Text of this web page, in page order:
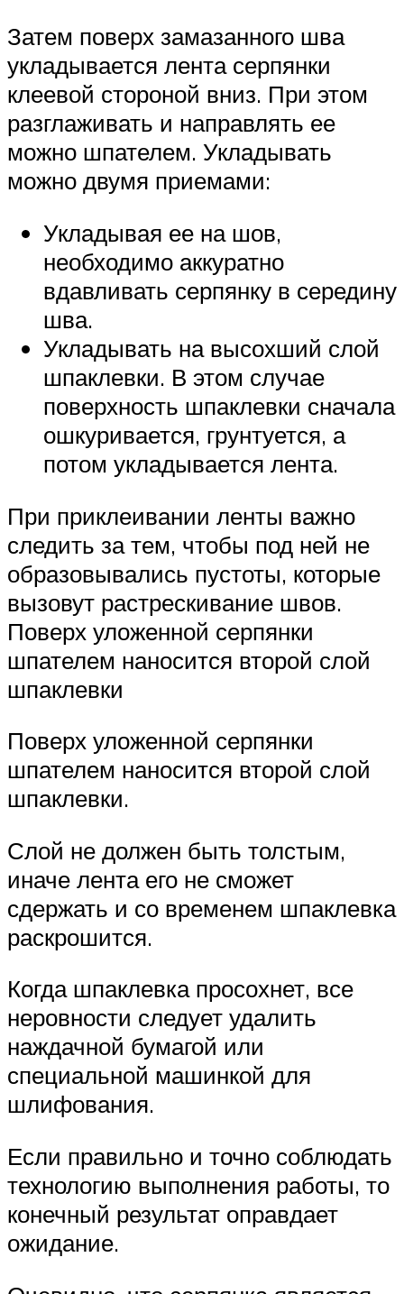
Затем поверх замазанного шва
укладывается лента серпянки
клеевой стороной вниз. При этом
разглаживать и направлять ее
можно шпателем. Укладывать
можно двумя приемами:
Укладывая ее на шов,
необходимо аккуратно
вдавливать серпянку в середину
шва.
Укладывать на высохший слой
шпаклевки. В этом случае
поверхность шпаклевки сначала
ошкуривается, грунтуется, а
потом укладывается лента.
При приклеивании ленты важно
следить за тем, чтобы под ней не
образовывались пустоты, которые
вызовут растрескивание швов.
Поверх уложенной серпянки
шпателем наносится второй слой
шпаклевки
Поверх уложенной серпянки
шпателем наносится второй слой
шпаклевки.
Слой не должен быть толстым,
иначе лента его не сможет
сдержать и со временем шпаклевка
раскрошится.
Когда шпаклевка просохнет, все
неровности следует удалить
наждачной бумагой или
специальной машинкой для
шлифования.
Если правильно и точно соблюдать
технологию выполнения работы, то
конечный результат оправдает
ожидание.